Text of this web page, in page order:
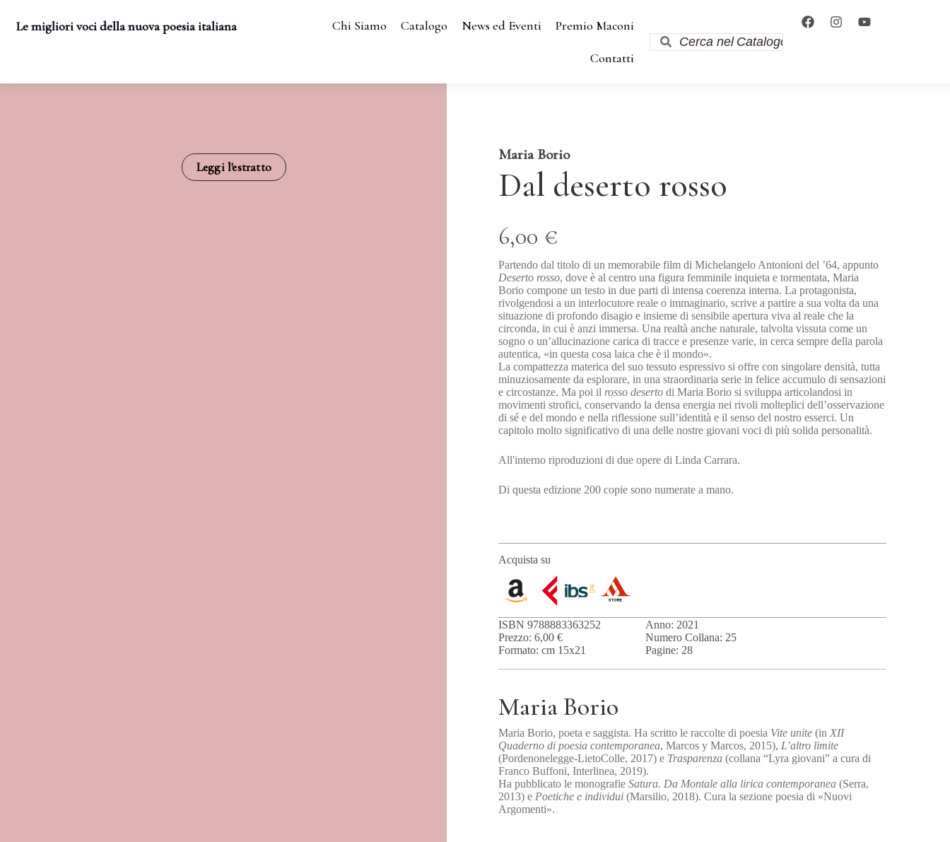
Le migliori voci della nuova poesia italiana Chi Siamo Catalogo News ed Eventi Premio Maconi
Contatti
Leggi l'estratto
Maria Borio
Dal deserto rosso
6,00 €
Partendo dal titolo di un memorabile film di Michelangelo Antonioni del ’64, appunto
Deserto rosso, dove è al centro una figura femminile inquieta e tormentata, Maria
Borio compone un testo in due parti di intensa coerenza interna. La protagonista,
rivolgendosi a un interlocutore reale o immaginario, scrive a partire a sua volta da una
situazione di profondo disagio e insieme di sensibile apertura viva al reale che la
circonda, in cui è anzi immersa. Una realtà anche naturale, talvolta vissuta come un
sogno o un’allucinazione carica di tracce e presenze varie, in cerca sempre della parola
autentica, «in questa cosa laica che è il mondo».
La compattezza materica del suo tessuto espressivo si offre con singolare densità, tutta
minuziosamente da esplorare, in una straordinaria serie in felice accumulo di sensazioni
e circostanze. Ma poi il rosso desertodi Maria Borio si sviluppa articolandosi in
movimenti strofici, conservando la densa energia nei rivoli molteplici dell’osservazione
di sé e del mondo e nella riflessione sull’identità e il senso del nostro esserci. Un
capitolo molto significativo di una delle nostre giovani voci di più solida personalità.
All'interno riproduzioni di due opere di Linda Carrara.
Di questa edizione 200 copie sono numerate a mano.
Acquista su
ISBN 9788883363252
Prezzo: 6,00 €
Formato: cm 15x21
Anno: 2021
Numero Collana: 25
Pagine: 28
Maria Borio
Maria Borio, poeta e saggista. Ha scritto le raccolte di poesia Vite unite(in XII
Quaderno di poesia contemporanea, Marcos y Marcos, 2015), L’altro limite
(Pordenonelegge-LietoColle, 2017) e Trasparenza(collana “Lyra giovani” a cura di
Franco Buffoni, Interlinea, 2019).
Ha pubblicato le monografie Satura. Da Montale alla lirica contemporanea(Serra,
2013) e Poetiche e individui(Marsilio, 2018). Cura la sezione poesia di «Nuovi
Argomenti».